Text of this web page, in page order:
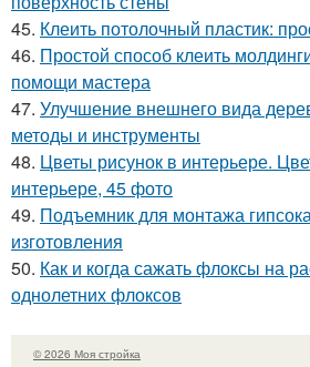
45. Клеить потолочный пластик:
46. Простой способ клеить
помощи мастера
47. Улучшение внешнего вида
методы и инструменты
48. Цветы рисунок в интерьере.
интерьере, 45 фото
49. Подъемник для монтажа
изготовления
50. Как и когда сажать флоксы на
однолетних флоксов
© 2026 Моя стройка